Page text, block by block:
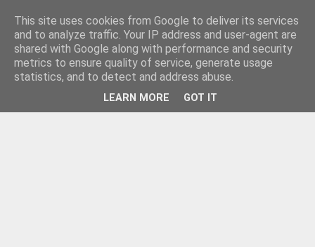
This site uses cookies from Google to deliver its services
and to analyze traffic. Your IP address and user-agent are
shared with Google along with performance and security
metrics to ensure quality of service, generate usage
statistics, and to detect and address abuse.
LEARN MORE GOT IT